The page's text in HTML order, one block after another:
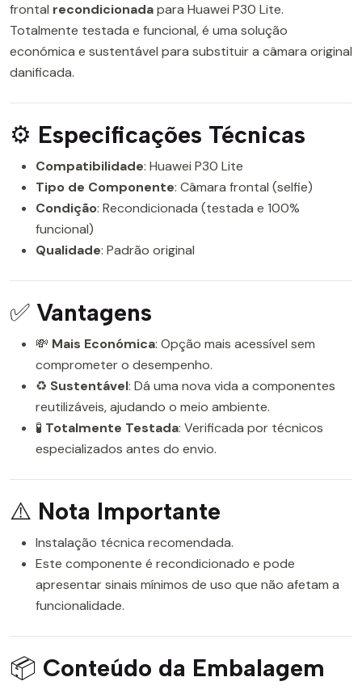
frontal recondicionadapara Huawei P30 Lite.
Totalmente testada e funcional, é uma solução
económica e sustentável para substituir a câmara original
danificada.
⚙️ Especificações Técnicas
Compatibilidade: Huawei P30 Lite
Tipo de Componente: Câmara frontal (selfie)
Condição: Recondicionada (testada e 100%
funcional)
Qualidade: Padrão original
✅ Vantagens
💸 Mais Económica: Opção mais acessível sem
comprometer o desempenho.
♻️ Sustentável: Dá uma nova vida a componentes
reutilizáveis, ajudando o meio ambiente.
🧪 Totalmente Testada: Verificada por técnicos
especializados antes do envio.
⚠️ Nota Importante
Instalação técnica recomendada.
Este componente é recondicionado e pode
apresentar sinais mínimos de uso que não afetam a
funcionalidade.
📦 Conteúdo da Embalagem